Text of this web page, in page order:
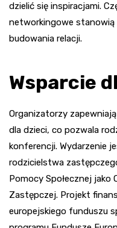
dzielić się inspiracjami.
networkingowe stanowią
budowania relacji.
Wsparcie
Organizatorzy
dla dzieci, co pozwala
konferencji. Wydarzenie
rodzicielstwa
Pomocy Społecznej jako
Zastępczej. Projekt
europejskiego funduszu